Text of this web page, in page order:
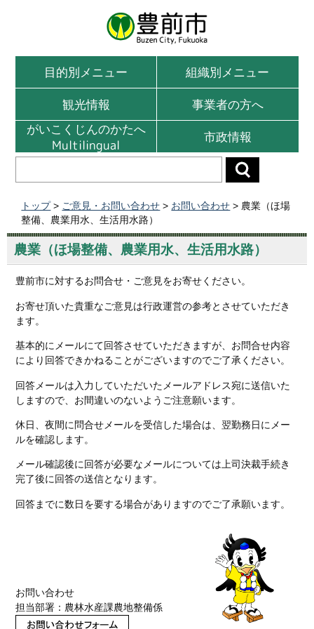
目的別メニュー
組織別メニュー
観光情報
事業者の方へ
がいこくじんのかたへ
Multilingual
市政情報
トップ > ご意見・お問い合わせ > お問い合わせ > 農業（ほ場
整備、農業用水、生活用水路）
農業（ほ場整備、農業用水、生活用水路）
豊前市に対するお問合せ・ご意見をお寄せください。
お寄せ頂いた貴重なご意見は行政運営の参考とさせていただき
ます。
基本的にメールにて回答させていただきますが、お問合せ内容
により回答できかねることがございますのでご了承ください。
回答メールは入力していただいたメールアドレス宛に送信いた
しますので、お間違いのないようご注意願います。
休日、夜間に問合せメールを受信した場合は、翌勤務日にメー
ルを確認します。
メール確認後に回答が必要なメールについては上司決裁手続き
完了後に回答の送信となります。
回答までに数日を要する場合がありますのでご了承願います。
お問い合わせ
担当部署：農林水産課農地整備係